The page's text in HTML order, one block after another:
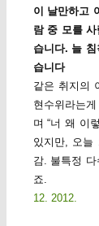
이 날만하고
람 중 모를
습니다. 늘
습니다
같은 취지의
현수위라는
며 “너 왜 이
있지만, 오늘
감. 불특정
죠.
12. 2012.